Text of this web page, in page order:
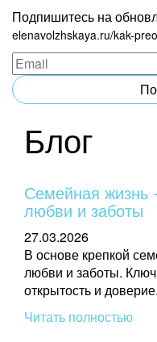
Подпишитесь на
elenavolzhskaya.ru/kak-
Блог
Семейная жизнь
любви и заботы
27.03.2026
В основе крепкой
любви и заботы.
открытость и
Читать полностью